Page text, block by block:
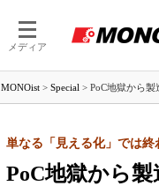
メディア
MONOist > Special > PoC地獄から製
PoC地獄から
単なる「見える化」では終